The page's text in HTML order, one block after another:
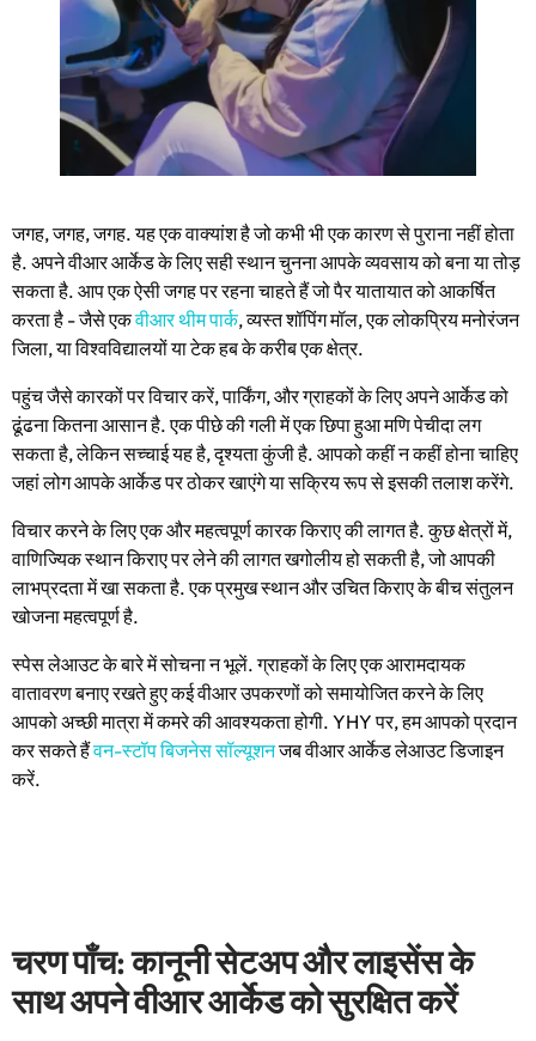
जगह, जगह, जगह. यह एक वाक्यांश है जो कभी भी एक कारण से पुराना नहीं होता
है. अपने वीआर आर्केड के लिए सही स्थान चुनना आपके व्यवसाय को बना या तोड़
सकता है. आप एक ऐसी जगह पर रहना चाहते हैं जो पैर यातायात को आकर्षित
करता है - जैसे एकवीआर थीम पार्क, व्यस्त शॉपिंग मॉल, एक लोकप्रिय मनोरंजन
जिला, या विश्वविद्यालयों या टेक हब के करीब एक क्षेत्र.
पहुंच जैसे कारकों पर विचार करें, पार्किंग, और ग्राहकों के लिए अपने आर्केड को
ढूंढना कितना आसान है. एक पीछे की गली में एक छिपा हुआ मणि पेचीदा लग
सकता है, लेकिन सच्चाई यह है, दृश्यता कुंजी है. आपको कहीं न कहीं होना चाहिए
जहां लोग आपके आर्केड पर ठोकर खाएंगे या सक्रिय रूप से इसकी तलाश करेंगे.
विचार करने के लिए एक और महत्वपूर्ण कारक किराए की लागत है. कुछ क्षेत्रों में,
वाणिज्यिक स्थान किराए पर लेने की लागत खगोलीय हो सकती है, जो आपकी
लाभप्रदता में खा सकता है. एक प्रमुख स्थान और उचित किराए के बीच संतुलन
खोजना महत्वपूर्ण है.
स्पेस लेआउट के बारे में सोचना न भूलें. ग्राहकों के लिए एक आरामदायक
वातावरण बनाए रखते हुए कई वीआर उपकरणों को समायोजित करने के लिए
आपको अच्छी मात्रा में कमरे की आवश्यकता होगी. YHY पर, हम आपको प्रदान
कर सकते हैंवन-स्टॉप बिजनेस सॉल्यूशनजब वीआर आर्केड लेआउट डिजाइन
करें.
चरण पाँच: कानूनी सेटअप और लाइसेंस के
साथ अपने वीआर आर्केड को सुरक्षित करें